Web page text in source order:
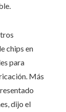
chips en
para
Más
dijo el